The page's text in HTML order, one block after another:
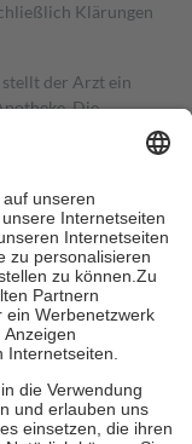
Klärungen
der Arzt ein
Die
der Regel die
davon als Zuzahlung
in Höhe von zehn
fünf Euround
als die tatsächlichen
Apotheken.
beträgt die
Euro je
Gesundheit zu
zu unterstützen,